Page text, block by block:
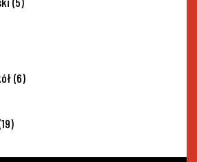
(6)